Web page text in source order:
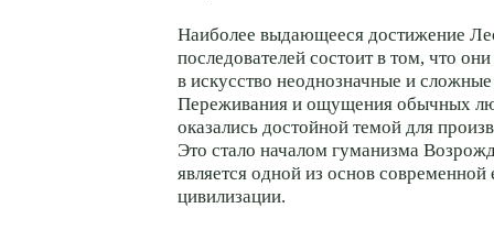
Наиболее выдающееся достижение
последователей состоит в том, что
в искусство неоднозначные и
Переживания и ощущения обычных
оказались достойной темой для
Это стало началом гуманизма
является одной из основ современной
цивилизации.